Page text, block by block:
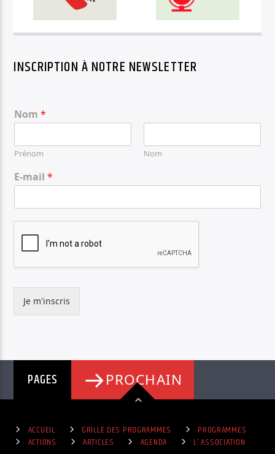
INSCRIPTION À NOTRE NEWSLETTER
Nom*
Prénom Nom
E-mail*
Je m'inscris
PAGES PROCHAIN
ACCUEIL GRILLE DES PROGRAMMES
PROGRAMMES
ACTIONS
ARTICLES AGENDA L’ ASSOCIATION